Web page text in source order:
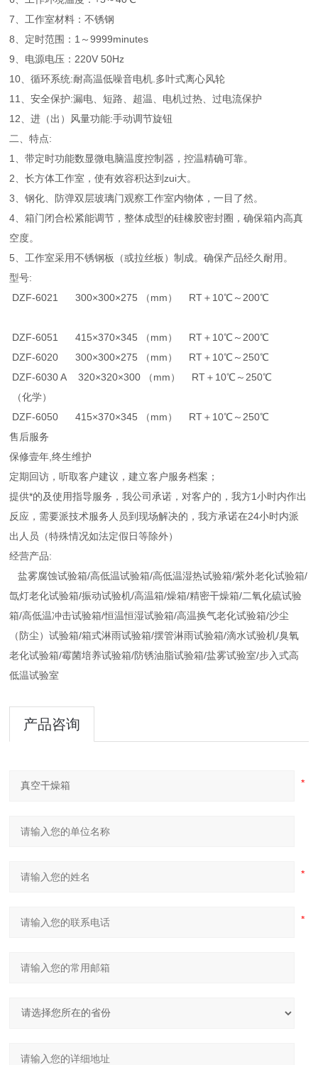
7、工作室材料：不锈钢
8、定时范围：1～9999minutes
9、电源电压：220V 50Hz
10、循环系统:耐高温低噪音电机.多叶式离心风轮
11、安全保护:漏电、短路、超温、电机过热、过电流保护
12、进（出）风量功能:手动调节旋钮
二、特点:
1、带定时功能数显微电脑温度控制器，控温精确可靠。
2、长方体工作室，使有效容积达到zui大。
3、钢化、防弹双层玻璃门观察工作室内物体，一目了然。
4、箱门闭合松紧能调节，整体成型的硅橡胶密封圈，确保箱内高真
空度。
5、工作室采用不锈钢板（或拉丝板）制成。确保产品经久耐用。
型号:
DZF-6021 300×300×275 （mm） RT＋10℃～200℃
DZF-6051 415×370×345 （mm） RT＋10℃～200℃
DZF-6020 300×300×275 （mm） RT＋10℃～250℃
DZF-6030 A 320×320×300 （mm） RT＋10℃～250℃
（化学）
DZF-6050 415×370×345 （mm） RT＋10℃～250℃
售后服务
保修壹年,终生维护
定期回访，听取客户建议，建立客户服务档案；
提供*的及使用指导服务，我公司承诺，对客户的，我方1小时内作出
反应，需要派技术服务人员到现场解决的，我方承诺在24小时内派
出人员（特殊情况如法定假日等除外）
经营产品:
盐雾腐蚀试验箱/高低温试验箱/高低温湿热试验箱/紫外老化试验箱/
氙灯老化试验箱/振动试验机/高温箱/燥箱/精密干燥箱/二氧化硫试验
箱/高低温冲击试验箱/恒温恒湿试验箱/高温换气老化试验箱/沙尘
（防尘）试验箱/箱式淋雨试验箱/摆管淋雨试验箱/滴水试验机/臭氧
老化试验箱/霉菌培养试验箱/防锈油脂试验箱/盐雾试验室/步入式高
低温试验室
产品咨询